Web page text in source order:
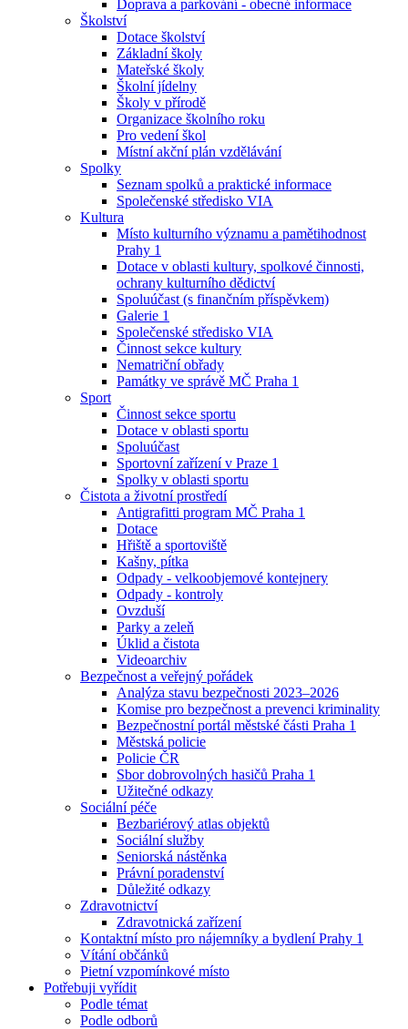
Doprava a parkování - obecné informace
Školství
Dotace školství
Základní školy
Mateřské školy
Školní jídelny
Školy v přírodě
Organizace školního roku
Pro vedení škol
Místní akční plán vzdělávání
Spolky
Seznam spolků a praktické informace
Společenské středisko VIA
Kultura
Místo kulturního významu a pamětihodnost
Prahy 1
Dotace v oblasti kultury, spolkové činnosti,
ochrany kulturního dědictví
Spoluúčast (s finančním příspěvkem)
Galerie 1
Společenské středisko VIA
Činnost sekce kultury
Nematriční obřady
Památky ve správě MČ Praha 1
Sport
Činnost sekce sportu
Dotace v oblasti sportu
Spoluúčast
Sportovní zařízení v Praze 1
Spolky v oblasti sportu
Čistota a životní prostředí
Antigrafitti program MČ Praha 1
Dotace
Hřiště a sportoviště
Kašny, pítka
Odpady - velkoobjemové kontejnery
Odpady - kontroly
Ovzduší
Parky a zeleň
Úklid a čistota
Videoarchiv
Bezpečnost a veřejný pořádek
Analýza stavu bezpečnosti 2023–2026
Komise pro bezpečnost a prevenci kriminality
Bezpečnostní portál městské části Praha 1
Městská policie
Policie ČR
Sbor dobrovolných hasičů Praha 1
Užitečné odkazy
Sociální péče
Bezbariérový atlas objektů
Sociální služby
Seniorská nástěnka
Právní poradenství
Důležité odkazy
Zdravotnictví
Zdravotnická zařízení
Kontaktní místo pro nájemníky a bydlení Prahy 1
Vítání občánků
Pietní vzpomínkové místo
Potřebuji vyřídit
Podle témat
Podle odborů